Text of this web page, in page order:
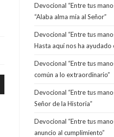
Devocional “Entre tus
“Alaba alma mía al Señor”
Devocional “Entre tus
Hasta aquí nos ha ayudado
Devocional “Entre tus
común a lo extraordinario”
Devocional “Entre tus
Señor de la Historia”
Devocional “Entre tus
anuncio al cumplimiento”